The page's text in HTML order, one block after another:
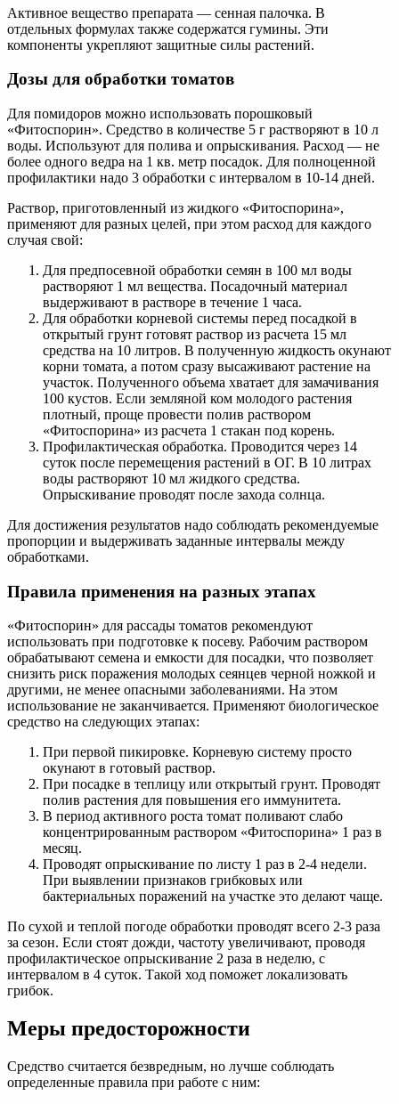
Активное вещество препарата — сенная палочка. В
отдельных формулах также содержатся гумины. Эти
компоненты укрепляют защитные силы растений.
Дозы для обработки томатов
Для помидоров можно использовать порошковый
«Фитоспорин». Средство в количестве 5 г растворяют в 10 л
воды. Используют для полива и опрыскивания. Расход — не
более одного ведра на 1 кв. метр посадок. Для полноценной
профилактики надо 3 обработки с интервалом в 10-14 дней.
Раствор, приготовленный из жидкого «Фитоспорина»,
применяют для разных целей, при этом расход для каждого
случая свой:
Для предпосевной обработки семян в 100 мл воды
растворяют 1 мл вещества. Посадочный материал
выдерживают в растворе в течение 1 часа.
Для обработки корневой системы перед посадкой в
открытый грунт готовят раствор из расчета 15 мл
средства на 10 литров. В полученную жидкость окунают
корни томата, а потом сразу высаживают растение на
участок. Полученного объема хватает для замачивания
100 кустов. Если земляной ком молодого растения
плотный, проще провести полив раствором
«Фитоспорина» из расчета 1 стакан под корень.
Профилактическая обработка. Проводится через 14
суток после перемещения растений в ОГ. В 10 литрах
воды растворяют 10 мл жидкого средства.
Опрыскивание проводят после захода солнца.
Для достижения результатов надо соблюдать рекомендуемые
пропорции и выдерживать заданные интервалы между
обработками.
Правила применения на разных этапах
«Фитоспорин» для рассады томатов рекомендуют
использовать при подготовке к посеву. Рабочим раствором
обрабатывают семена и емкости для посадки, что позволяет
снизить риск поражения молодых сеянцев черной ножкой и
другими, не менее опасными заболеваниями. На этом
использование не заканчивается. Применяют биологическое
средство на следующих этапах:
При первой пикировке. Корневую систему просто
окунают в готовый раствор.
При посадке в теплицу или открытый грунт. Проводят
полив растения для повышения его иммунитета.
В период активного роста томат поливают слабо
концентрированным раствором «Фитоспорина» 1 раз в
месяц.
Проводят опрыскивание по листу 1 раз в 2-4 недели.
При выявлении признаков грибковых или
бактериальных поражений на участке это делают чаще.
По сухой и теплой погоде обработки проводят всего 2-3 раза
за сезон. Если стоят дожди, частоту увеличивают, проводя
профилактическое опрыскивание 2 раза в неделю, с
интервалом в 4 суток. Такой ход поможет локализовать
грибок.
Меры предосторожности
Средство считается безвредным, но лучше соблюдать
определенные правила при работе с ним: